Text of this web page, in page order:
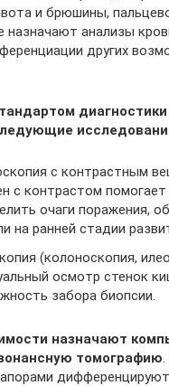
и брюшины,
назначают анализы
других
диагностики
с контрастным
с контрастом
очаги поражения,
на ранней стадии
(колоноскопия,
осмотр стенок
забора биопсии.
назначают
томографию